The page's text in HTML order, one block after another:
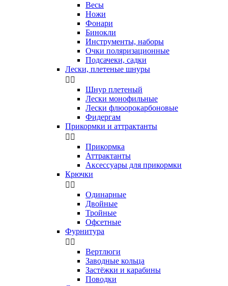
Весы
Ножи
Фонари
Бинокли
Инструменты, наборы
Очки поляризационные
Подсачеки, садки
Лески, плетеные шнуры
 
Шнур плетеный
Лески монофильные
Лески флюорокарбоновые
Фидергам
Прикормки и аттрактанты
 
Прикормка
Аттрактанты
Аксессуары для прикормки
Крючки
 
Одинарные
Двойные
Тройные
Офсетные
Фурнитура
 
Вертлюги
Заводные кольца
Застёжки и карабины
Поводки